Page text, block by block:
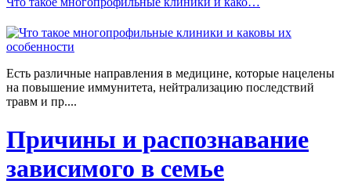
Есть различные направления в медицине, которые нацелены
на повышение иммунитета, нейтрализацию последствий
травм и пр....
Причины и распознавание
зависимого в семье